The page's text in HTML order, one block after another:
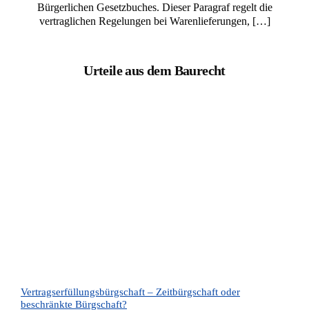
Bürgerlichen Gesetzbuches. Dieser Paragraf regelt die
vertraglichen Regelungen bei Warenlieferungen, […]
Urteile aus dem Baurecht
Vertragserfüllungsbürgschaft – Zeitbürgschaft oder
beschränkte Bürgschaft?